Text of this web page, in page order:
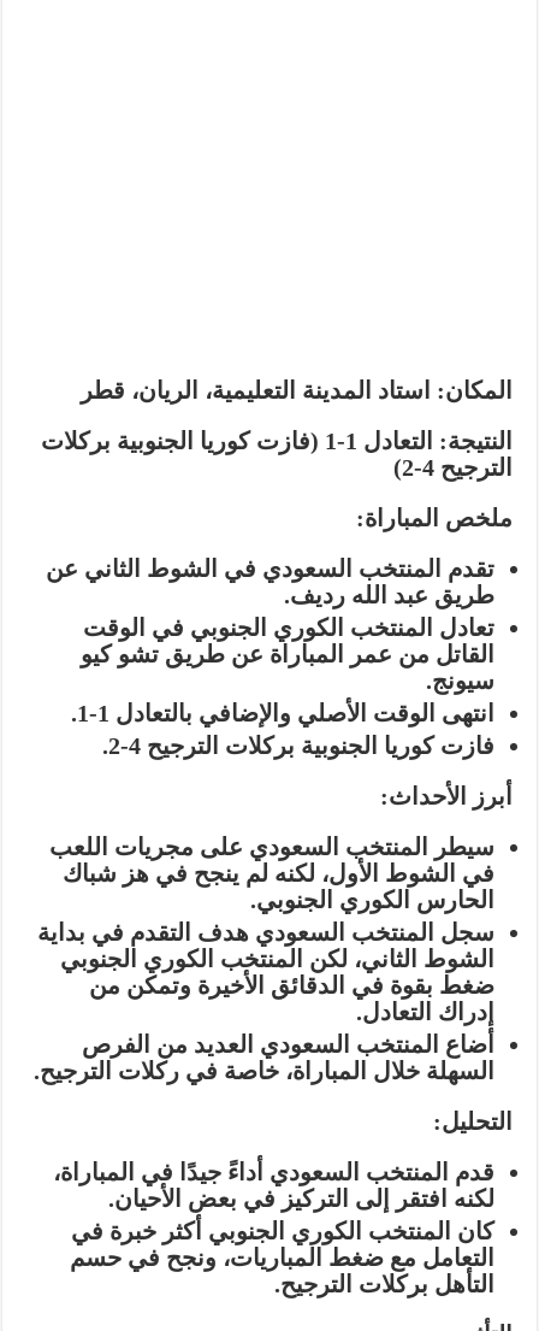
المكان: استاد المدينة التعليمية، الريان، قطر
النتيجة:
التعادل 1-1 (فازت كوريا الجنوبية بركلات
الترجيح 4-2)
ملخص المباراة:
تقدم المنتخب السعودي في الشوط الثاني عن
طريق عبد الله رديف.
تعادل المنتخب الكوري الجنوبي في الوقت
القاتل من عمر المباراة عن طريق تشو كيو
سيونج.
انتهى الوقت الأصلي والإضافي بالتعادل 1-1.
فازت كوريا الجنوبية بركلات الترجيح 4-2.
أبرز الأحداث:
سيطر المنتخب السعودي على مجريات اللعب
في الشوط الأول، لكنه لم ينجح في هز شباك
الحارس الكوري الجنوبي.
سجل المنتخب السعودي هدف التقدم في بداية
الشوط الثاني، لكن المنتخب الكوري الجنوبي
ضغط بقوة في الدقائق الأخيرة وتمكن من
إدراك التعادل.
أضاع المنتخب السعودي العديد من الفرص
السهلة خلال المباراة، خاصة في ركلات الترجيح.
التحليل:
قدم المنتخب السعودي أداءً جيدًا في المباراة،
لكنه افتقر إلى التركيز في بعض الأحيان.
كان المنتخب الكوري الجنوبي أكثر خبرة في
التعامل مع ضغط المباريات، ونجح في حسم
التأهل بركلات الترجيح.